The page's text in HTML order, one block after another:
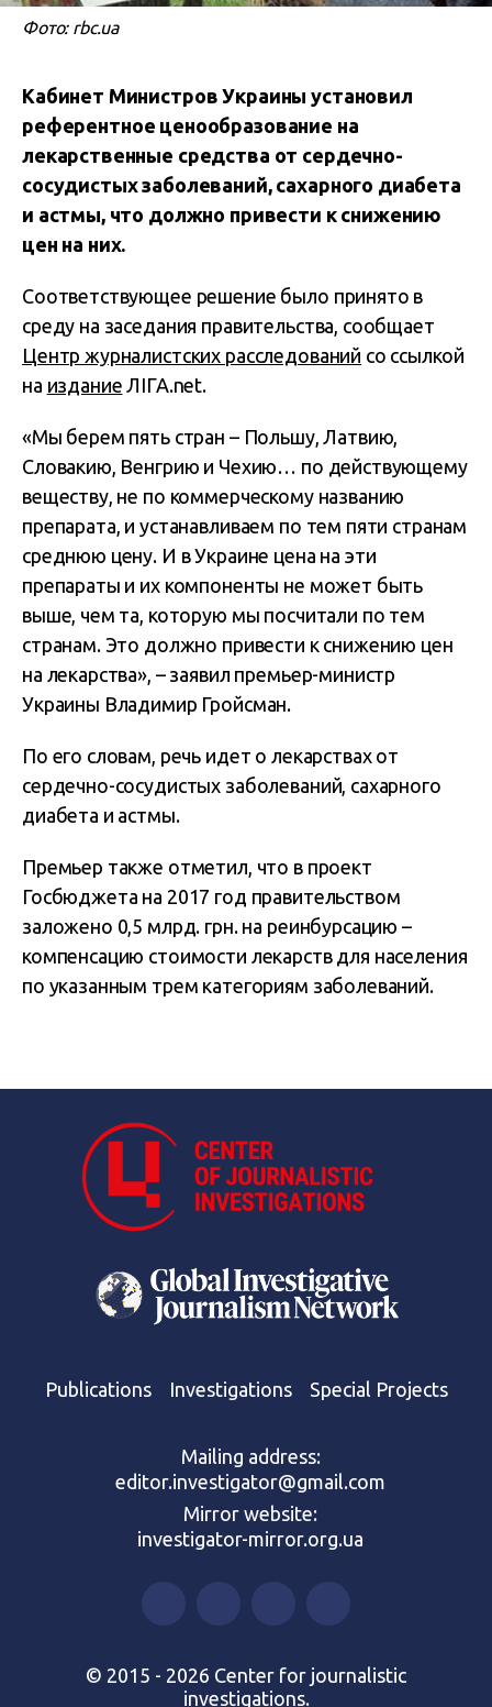
Фото: rbc.ua
Кабинет Министров Украины установил
референтное ценообразование на
лекарственные средства от сердечно-
сосудистых заболеваний, сахарного диабета
и астмы, что должно привести к снижению
цен на них.
Соответствующее решение было принято в
среду на заседания правительства, сообщает
Центр журналистских расследований со ссылкой
на издание ЛІГА.net.
«Мы берем пять стран – Польшу, Латвию,
Словакию, Венгрию и Чехию… по действующему
веществу, не по коммерческому названию
препарата, и устанавливаем по тем пяти странам
среднюю цену. И в Украине цена на эти
препараты и их компоненты не может быть
выше, чем та, которую мы посчитали по тем
странам. Это должно привести к снижению цен
на лекарства», – заявил премьер-министр
Украины Владимир Гройсман.
По его словам, речь идет о лекарствах от
сердечно-сосудистых заболеваний, сахарного
диабета и астмы.
Премьер также отметил, что в проект
Госбюджета на 2017 год правительством
заложено 0,5 млрд. грн. на реинбурсацию –
компенсацию стоимости лекарств для населения
по указанным трем категориям заболеваний.
Publications Investigations Special Projects
Mailing address:
editor.investigator@gmail.com
Mirror website:
investigator-mirror.org.ua
© 2015 - 2026 Center for journalistic
investigations.